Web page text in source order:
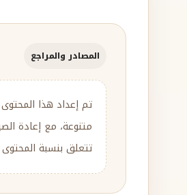
المصادر والمراجع
تم إعداد هذا
تتعلق بنسبة